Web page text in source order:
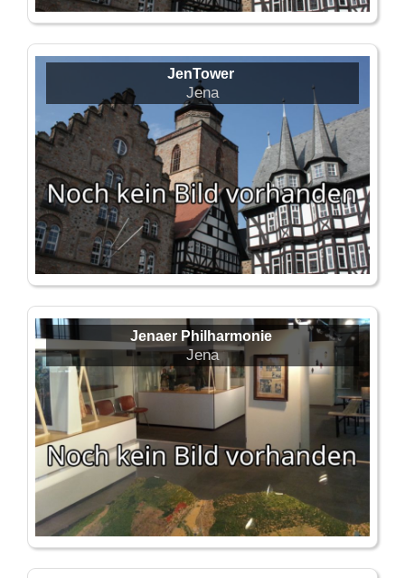
JenTower
Jena
Jenaer Philharmonie
Jena